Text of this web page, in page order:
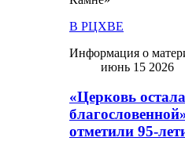
В РЦХВЕ
Информация о
июнь 15 2026
«Церковь
отметили 95-